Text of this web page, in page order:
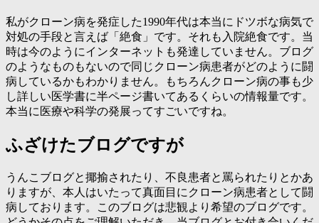
私がクローン病を発症した1990年代は本当にドツボな病気で
対処の手段と言えば「絶食」です。それも入院絶食です。当
時は今のようにインターネットも発達していません。ブログ
のようなものもないので同じクローン病患者がどのように闘
病しているかもわかりません。もちろんクローン病の事も少
し詳しい医学書に半ページ書いてあるくらいの情報量です。
本当に医療や科学の発展ってすごいですね。
ふざけたブログですが
うんこブログと揶揄されたり、不良患者と罵られたりとかあ
りますが、本人はいたって真面目にクローン病患者として闘
病しております。このブログは悲観より希望のブログです。